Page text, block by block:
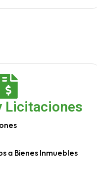
Licitaciones
a Bienes Inmuebles